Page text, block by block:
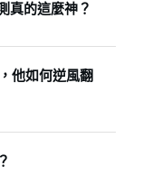
真的這麼神？
他如何逆風翻